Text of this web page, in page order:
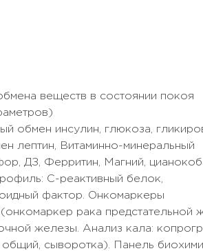
веществ в состоянии покоя
обмен инсулин, глюкоза,
лептин, Витаминно-минеральный
ДЗ, Ферритин, Магний,
С-реактивный белок,
фактор. Онкомаркеры
рака предстательной
железы. Анализ кала:
сыворотка). Панель